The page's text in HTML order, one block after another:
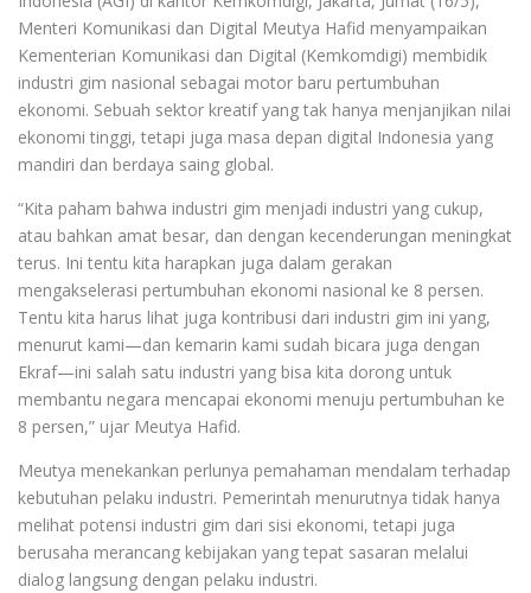
Menteri Komunikasi dan Digital Meutya Hafid menyampaikan
Kementerian Komunikasi dan Digital (Kemkomdigi) membidik
industri gim nasional sebagai motor baru pertumbuhan
ekonomi. Sebuah sektor kreatif yang tak hanya menjanjikan nilai
ekonomi tinggi, tetapi juga masa depan digital Indonesia yang
mandiri dan berdaya saing global.
“Kita paham bahwa industri gim menjadi industri yang cukup,
atau bahkan amat besar, dan dengan kecenderungan meningkat
terus. Ini tentu kita harapkan juga dalam gerakan
mengakselerasi pertumbuhan ekonomi nasional ke 8 persen.
Tentu kita harus lihat juga kontribusi dari industri gim ini yang,
menurut kami—dan kemarin kami sudah bicara juga dengan
Ekraf—ini salah satu industri yang bisa kita dorong untuk
membantu negara mencapai ekonomi menuju pertumbuhan ke
8 persen,” ujar Meutya Hafid.
Meutya menekankan perlunya pemahaman mendalam terhadap
kebutuhan pelaku industri. Pemerintah menurutnya tidak hanya
melihat potensi industri gim dari sisi ekonomi, tetapi juga
berusaha merancang kebijakan yang tepat sasaran melalui
dialog langsung dengan pelaku industri.